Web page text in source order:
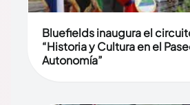
Bluefields inaugura el
“Historia y Cultura en el
Autonomía”